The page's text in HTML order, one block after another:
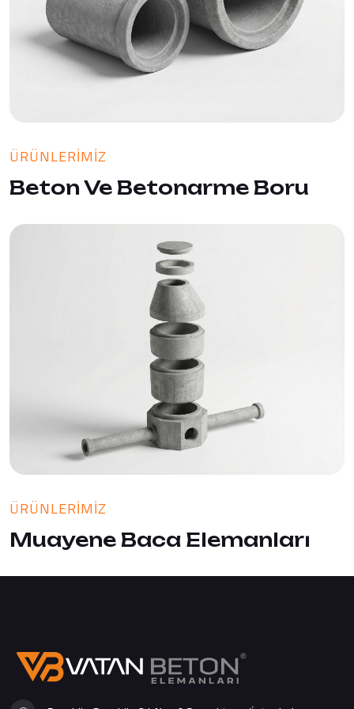
ÜRÜNLERIMIZ
Beton Ve Betonarme Boru
ÜRÜNLERIMIZ
Muayene Baca Elemanları